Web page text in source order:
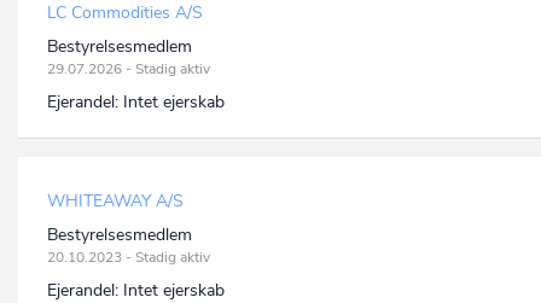
LC Commodities A/S
Bestyrelsesmedlem
29.07.2026 - Stadig aktiv
Ejerandel: Intet ejerskab
WHITEAWAY A/S
Bestyrelsesmedlem
20.10.2023 - Stadig aktiv
Ejerandel: Intet ejerskab